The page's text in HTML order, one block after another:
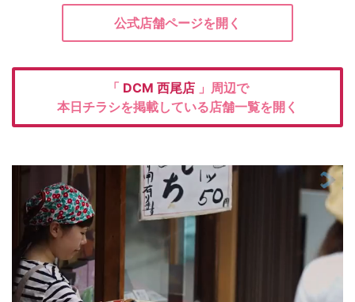
公式店舗ページを開く
「 DCM 西尾店 」周辺で
本日チラシを掲載している店舗一覧を開く